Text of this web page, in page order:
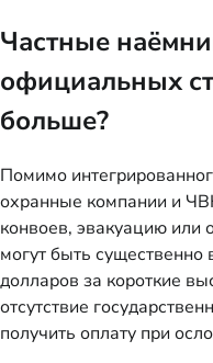
Частные
официальных
больше?
Помимо
охранные компании и
конвоев, эвакуацию или
могут быть
долларов за короткие
отсутствие
получить оплату при